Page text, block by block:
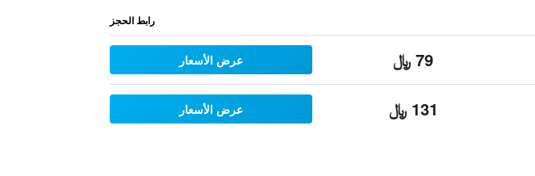
رابط الحجز
79 ﷼ عرض الأسعار
131 ﷼ عرض الأسعار